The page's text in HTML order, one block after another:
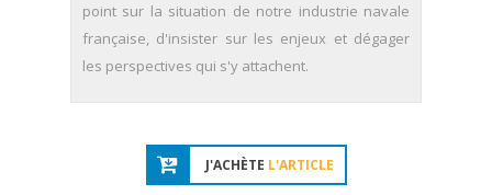
point sur la situation de notre industrie navale
française, d'insister sur les enjeux et dégager
les perspectives qui s'y attachent.
J'ACHÈTE L'ARTICLE